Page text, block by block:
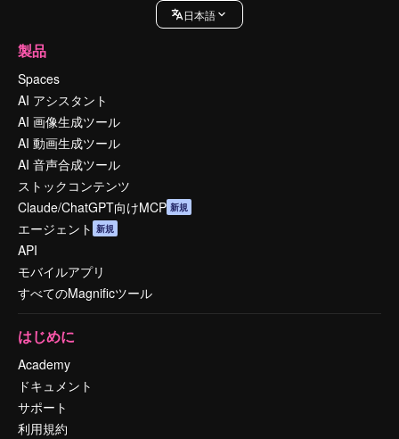
日本語
製品
Spaces
AI アシスタント
AI 画像生成ツール
AI 動画生成ツール
AI 音声合成ツール
ストックコンテンツ
Claude/ChatGPT向けMCP 新規
エージェント 新規
API
モバイルアプリ
すべてのMagnificツール
はじめに
Academy
ドキュメント
サポート
利用規約